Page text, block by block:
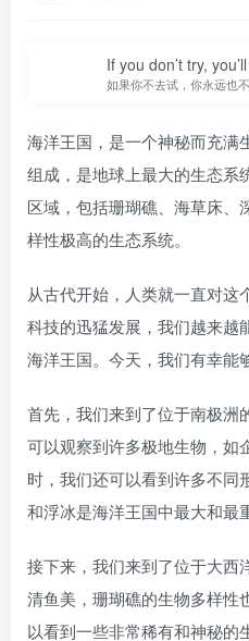
If you don’t try,
如果你不去试，你永远也
海洋王国，是一个神秘而充满
组成，是地球上最大的生态系
区域，包括珊瑚礁、海草床、
样性极高的生态系统。
从古代开始，人类就一直对
科技的迅猛发展，我们越来越
海洋王国。今天，我们有幸能
首先，我们来到了位于南极洲
可以观察到许多极地生物，如
时，我们还可以看到许多不同
和浮冰是海洋王国中最大和最
接下来，我们来到了位于大西
清鱼美，珊瑚礁的生物多样性
以看到一些非常稀有和神秘的